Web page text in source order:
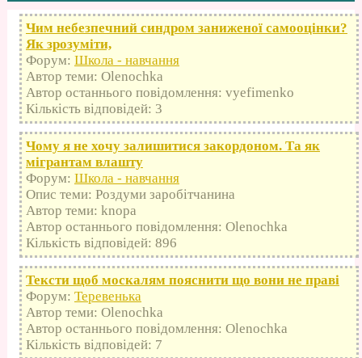
Чим небезпечний синдром заниженої самооцінки?
Як зрозуміти,
Форум: Школа - навчання
Автор теми: Olenochka
Автор останнього повідомлення: vyefimenko
Кількість відповідей: 3
Чому я не хочу залишитися закордоном. Та як
мігрантам влашту
Форум: Школа - навчання
Опис теми: Роздуми заробітчанина
Автор теми: knopa
Автор останнього повідомлення: Olenochka
Кількість відповідей: 896
Тексти щоб москалям пояснити що вони не праві
Форум: Теревенька
Автор теми: Olenochka
Автор останнього повідомлення: Olenochka
Кількість відповідей: 7